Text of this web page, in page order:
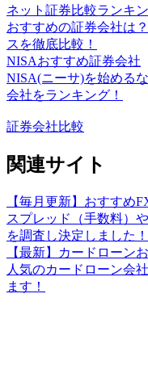
ネット証券比較ランキ
おすすめの証券会社は
スを徹底比較！
NISAおすすめ証券会社
NISA(ニーサ)を始める
会社をランキング！
証券会社比較
関連サイト
【毎月更新】おすすめ
スプレッド（手数料）
を調査し決定しました！
【最新】カードローン
人気のカードローン会
ます！